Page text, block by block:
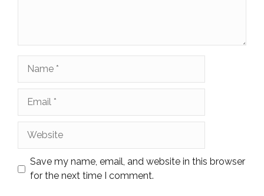
Save my name, email, and website in this browser
for the next time I comment.